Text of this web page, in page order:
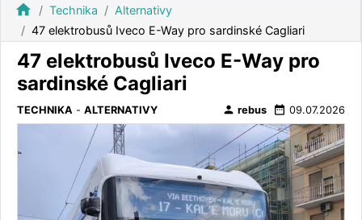
home Technika
Alternativy
47 elektrobusů Iveco E-Way pro sardinské Cagliari
47 elektrobusů Iveco E-Way pro
sardinské Cagliari
TECHNIKA - ALTERNATIVY person rebus date_range 09.07.2026